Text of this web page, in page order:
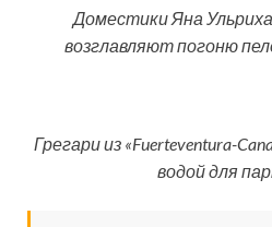
Доместики Яна Ульриха
возглавляют погоню
Грегари из «Fuerteventura-
водой для